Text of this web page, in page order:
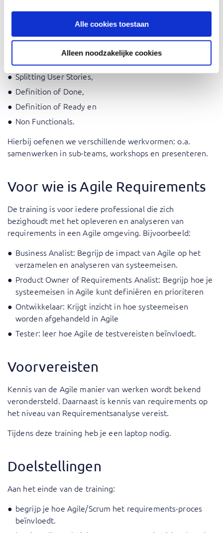
Alle cookies toestaan
Alleen noodzakelijke cookies
Splitting User Stories,
Definition of Done,
Definition of Ready en
Non Functionals.
Hierbij oefenen we verschillende werkvormen: o.a.
samenwerken in sub-teams, workshops en presenteren.
Voor wie is Agile Requirements
De training is voor iedere professional die zich
bezighoudt met het opleveren en analyseren van
requirements in een Agile omgeving. Bijvoorbeeld:
Business Analist: Begrijp de impact van Agile op het
verzamelen en analyseren van systeemeisen.
Product Owner of Requirements Analist: Begrijp hoe je
systeemeisen in Agile kunt definiëren en prioriteren
Ontwikkelaar: Krijgt inzicht in hoe systeemeisen
worden afgehandeld in Agile
Tester: leer hoe Agile de testvereisten beïnvloedt.
Voorvereisten
Kennis van de Agile manier van werken wordt bekend
verondersteld. Daarnaast is kennis van requirements op
het niveau van Requirementsanalyse vereist.
Tijdens deze training heb je een laptop nodig.
Doelstellingen
Aan het einde van de training:
begrijp je hoe Agile/Scrum het requirements-proces
beïnvloedt.